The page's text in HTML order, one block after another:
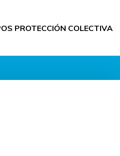
PROTECCIÓN COLECTIVA